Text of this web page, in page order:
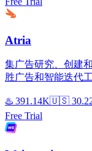
Atria
集广告研究、创建
胜广告和智能迭代工
♨️ 391.14K🇺🇸
Free Trial